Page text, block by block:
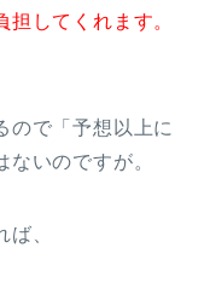
してくれます。
ので「予想以上に
いのですが。
、